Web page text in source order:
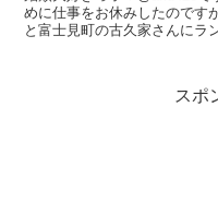
めに仕事をお休みしたのです
と富士見町の古久家さんにラ
スポ